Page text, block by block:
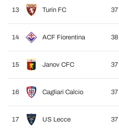
13 Turín FC 37
14 ACF Fiorentina 38
15 Janov CFC 37
16 Cagliari Calcio 37
17 US Lecce 37